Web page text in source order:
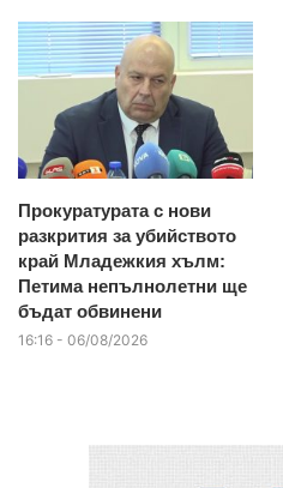
Прокуратурата с нови
разкрития за убийството
край Младежкия хълм:
Петима непълнолетни ще
бъдат обвинени
16:16 - 06/08/2026